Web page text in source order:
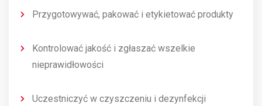
Przygotowywać, pakować i etykietować produkty
Kontrolować jakość i zgłaszać wszelkie
nieprawidłowości
Uczestniczyć w czyszczeniu i dezynfekcji